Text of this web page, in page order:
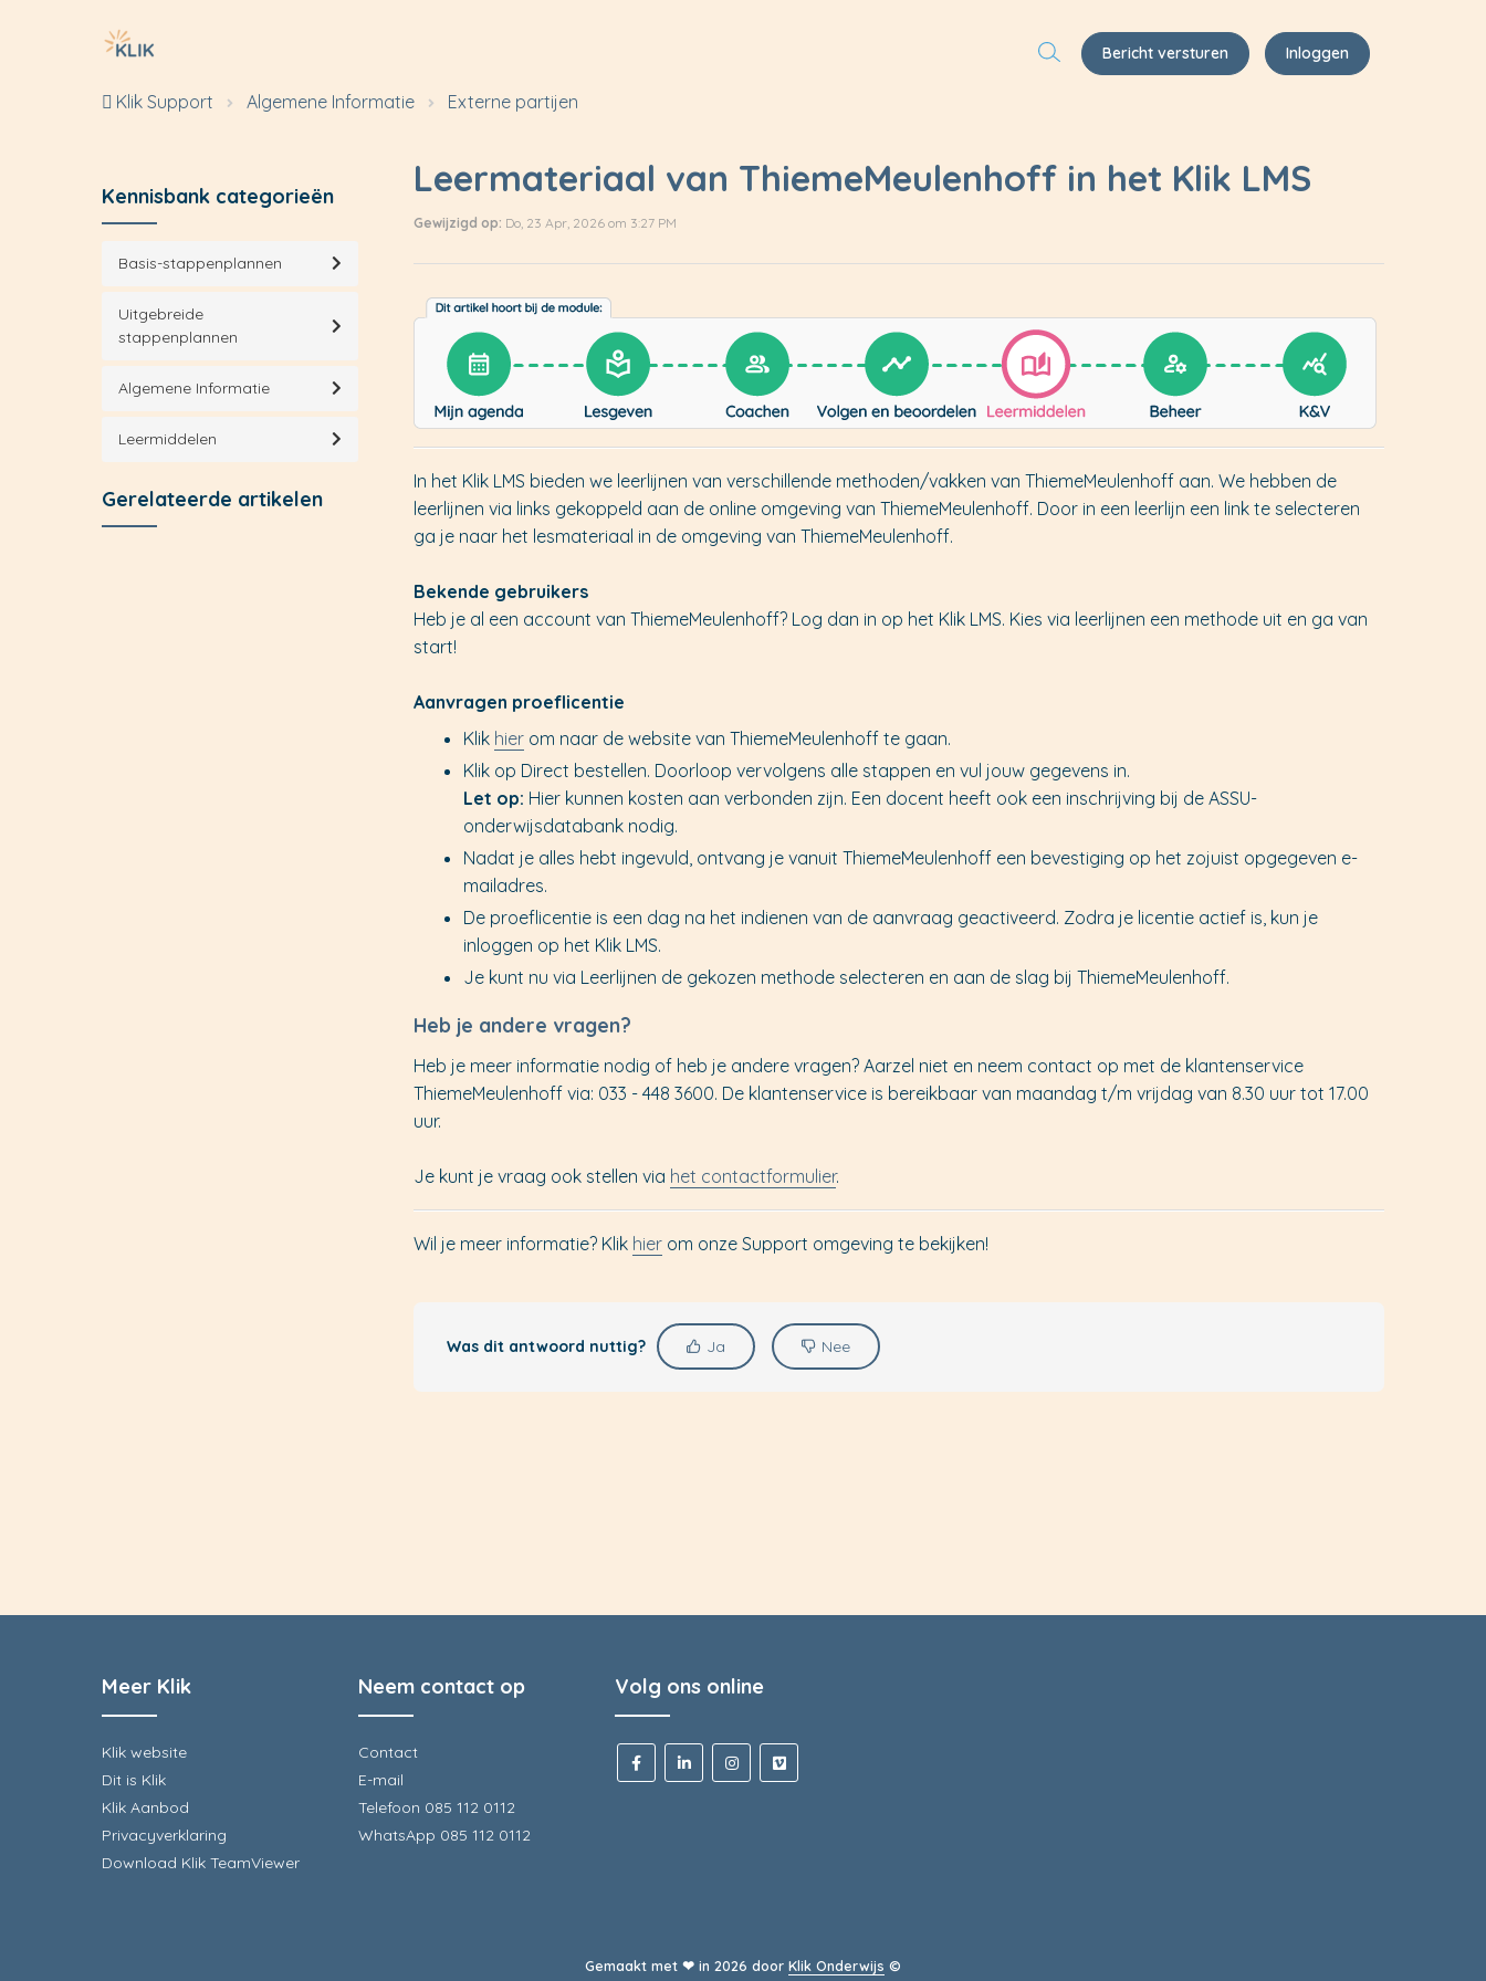
Bericht versturen Inloggen
Klik Support Algemene Informatie Externe partijen
Kennisbank categorieën
Basis-stappenplannen
Uitgebreide
stappenplannen
Algemene Informatie
Leermiddelen
Gerelateerde artikelen
Leermateriaal van ThiemeMeulenhoff in het Klik LMS
Gewijzigd op: Do, 23 Apr, 2026 om 3:27 PM
In het Klik LMS bieden we leerlijnen van verschillende methoden/vakken van ThiemeMeulenhoff aan. We hebben de
leerlijnen via links gekoppeld aan de online omgeving van ThiemeMeulenhoff. Door in een leerlijn een link te selecteren
ga je naar het lesmateriaal in de omgeving van ThiemeMeulenhoff.
Bekende gebruikers
Heb je al een account van ThiemeMeulenhoff? Log dan in op het Klik LMS. Kies via leerlijnen een methode uit en ga van
start!
Aanvragen proeflicentie
Klik hier om naar de website van ThiemeMeulenhoff te gaan.
Klik op Direct bestellen. Doorloop vervolgens alle stappen en vul jouw gegevens in.
Let op: Hier kunnen kosten aan verbonden zijn. Een docent heeft ook een inschrijving bij de ASSU-
onderwijsdatabank nodig.
Nadat je alles hebt ingevuld, ontvang je vanuit ThiemeMeulenhoff een bevestiging op het zojuist opgegeven e-
mailadres.
De proeflicentie is een dag na het indienen van de aanvraag geactiveerd. Zodra je licentie actief is, kun je
inloggen op het Klik LMS.
Je kunt nu via Leerlijnen de gekozen methode selecteren en aan de slag bij ThiemeMeulenhoff.
Heb je andere vragen?
Heb je meer informatie nodig of heb je andere vragen? Aarzel niet en neem contact op met de klantenservice
ThiemeMeulenhoff via: 033 - 448 3600. De klantenservice is bereikbaar van maandag t/m vrijdag van 8.30 uur tot 17.00
uur.
Je kunt je vraag ook stellen via het contactformulier.
Wil je meer informatie? Klik hier om onze Support omgeving te bekijken!
Was dit antwoord nuttig? Ja Nee
Meer Klik
Klik website
Dit is Klik
Klik Aanbod
Privacyverklaring
Download Klik TeamViewer
Neem contact op
Contact
E-mail
Telefoon 085 112 0112
WhatsApp 085 112 0112
Volg ons online
Gemaakt met ❤ in 2026 door Klik Onderwijs ©